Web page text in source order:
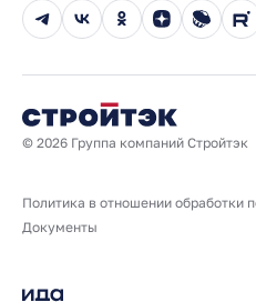
Новости
Юбилейный год
© 2026 Группа компаний Стройтэк
Политика в отношении обработки
Документы